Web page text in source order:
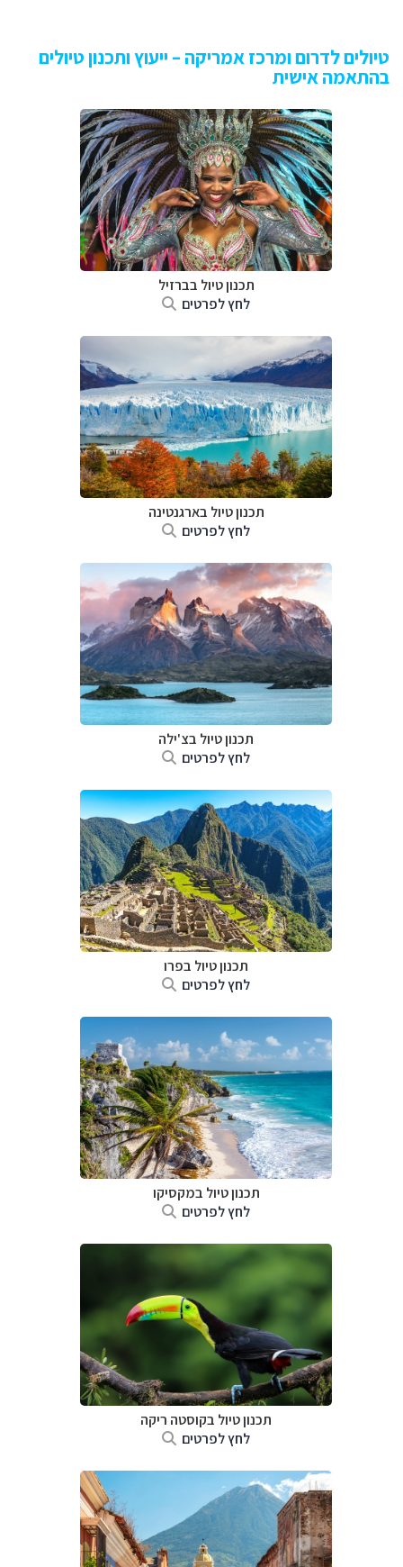
טיולים לדרום ומרכז אמריקה – ייעוץ ותכנון טיולים
בהתאמה אישית
תכנון טיול בברזיל
לחץ לפרטים
תכנון טיול בארגנטינה
לחץ לפרטים
תכנון טיול בצ'ילה
לחץ לפרטים
תכנון טיול בפרו
לחץ לפרטים
תכנון טיול במקסיקו
לחץ לפרטים
תכנון טיול בקוסטה ריקה
לחץ לפרטים